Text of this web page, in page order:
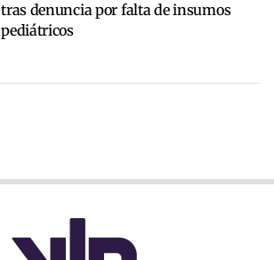
tras denuncia por falta de insumos
pediátricos